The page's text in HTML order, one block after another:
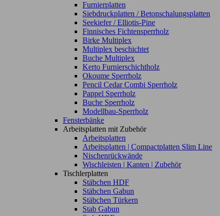
Furnierplatten
Siebdruckplatten / Betonschalungsplatten
Seekiefer / Elliotis-Pine
Finnisches Fichtensperrholz
Birke Multiplex
Multiplex beschichtet
Buche Multiplex
Kerto Furnierschichtholz
Okoume Sperrholz
Pencil Cedar Combi Sperrholz
Pappel Sperrholz
Buche Sperrholz
Modellbau-Sperrholz
Fensterbänke
Arbeitsplatten mit Zubehör
Arbeitsplatten
Arbeitsplatten | Compactplatten Slim Line
Nischenrückwände
Wischleisten | Kanten | Zubehör
Tischlerplatten
Stäbchen HDF
Stäbchen Gabun
Stäbchen Türkern
Stab Gabun